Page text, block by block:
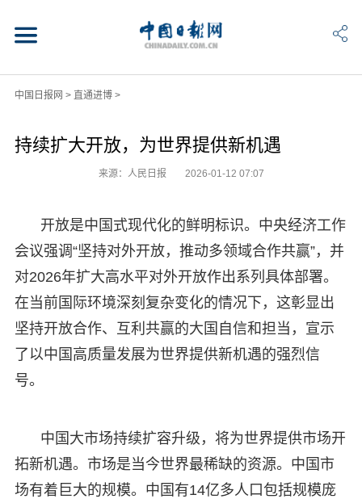
中国日报网 > 直通进博>
持续扩大开放，为世界提供新机遇
来源：人民日报 2026-01-12 07:07
开放是中国式现代化的鲜明标识。中央经济工作
会议强调“坚持对外开放，推动多领域合作共赢”，并
对2026年扩大高水平对外开放作出系列具体部署。
在当前国际环境深刻复杂变化的情况下，这彰显出
坚持开放合作、互利共赢的大国自信和担当，宣示
了以中国高质量发展为世界提供新机遇的强烈信
号。
中国大市场持续扩容升级，将为世界提供市场开
拓新机遇。市场是当今世界最稀缺的资源。中国市
场有着巨大的规模。中国有14亿多人口包括规模庞